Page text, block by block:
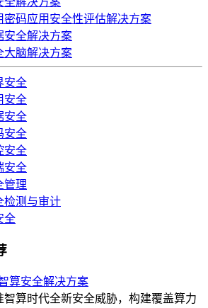
密码应用安全性评估解决方案
安全解决方案
大脑解决方案
安全
安全
安全
安全
安全
安全
管理
检测与审计
全
算安全解决方案
智算时代全新安全威胁，构建覆盖算力